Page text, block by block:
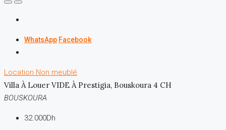
WhatsApp Facebook
Location Non meublé
Villa À Louer VIDE À Prestigia, Bouskoura 4 CH
BOUSKOURA
32.000Dh